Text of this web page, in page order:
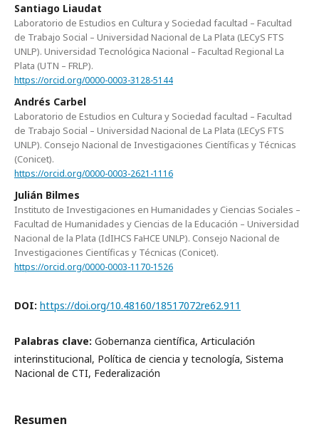
Santiago Liaudat
Laboratorio de Estudios en Cultura y Sociedad facultad – Facultad
de Trabajo Social – Universidad Nacional de La Plata (LECyS FTS
UNLP). Universidad Tecnológica Nacional – Facultad Regional La
Plata (UTN – FRLP).
https://orcid.org/0000-0003-3128-5144
Andrés Carbel
Laboratorio de Estudios en Cultura y Sociedad facultad – Facultad
de Trabajo Social – Universidad Nacional de La Plata (LECyS FTS
UNLP). Consejo Nacional de Investigaciones Científicas y Técnicas
(Conicet).
https://orcid.org/0000-0003-2621-1116
Julián Bilmes
Instituto de Investigaciones en Humanidades y Ciencias Sociales –
Facultad de Humanidades y Ciencias de la Educación – Universidad
Nacional de la Plata (IdIHCS FaHCE UNLP). Consejo Nacional de
Investigaciones Científicas y Técnicas (Conicet).
https://orcid.org/0000-0003-1170-1526
DOI: https://doi.org/10.48160/18517072re62.911
Palabras clave: Gobernanza científica, Articulación
interinstitucional, Política de ciencia y tecnología, Sistema
Nacional de CTI, Federalización
Resumen